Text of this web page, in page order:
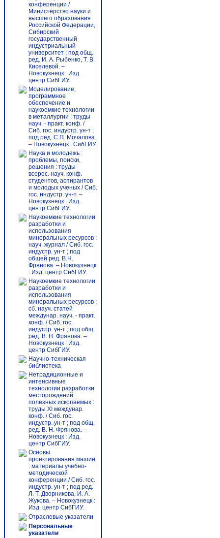
конференции /
Министерство науки и
высшего образования
Российской Федерации,
Сибирский
государственный
индустриальный
университет ; под общ.
ред. И. А. Рыбенко, Т. В.
Киселевой. –
Новокузнецк : Изд.
центр СибГИУ.
Моделирование,
программное
обеспечение и
наукоемкие технологии
в металлургии : труды
науч. - практ. конф. /
Сиб. гос. индустр. ун-т ;
под ред. С.П. Мочалова.
– Новокузнецк : СибГИУ.
Наука и молодежь :
проблемы, поиски,
решения : труды
всерос. науч. конф.
студентов, аспирантов
и молодых ученых / Сиб.
гос. индустр. ун-т. –
Новокузнецк : Изд.
центр СибГИУ.
Наукоемкие технологии
разработки и
использования
минеральных ресурсов :
науч. журнал / Сиб. гос.
индустр. ун-т ; под
общей ред. В.Н.
Фрянова. – Новокузнецк
: Изд. центр СибГИУ.
Наукоемкие технологии
разработки и
использования
минеральных ресурсов :
сб. науч. статей
междунар. науч. - практ.
конф. / Сиб. гос.
индустр. ун-т ; под общ.
ред. В. Н. Фрянова. –
Новокузнецк : Изд.
центр СибГИУ.
Научно-техническая
библиотека
Нетрадиционные и
интенсивные
технологии разработки
месторождений
полезных ископаемых :
труды ХI междунар.
конф. / Сиб. гос.
индустр. ун-т ; под общ.
ред. В. Н. Фрянова. –
Новокузнецк : Изд.
центр СибГИУ.
Основы
проектирования машин
: материалы учебно-
методической
конференции / Сиб. гос.
индустр. ун-т ; под ред.
Л. Т. Дворникова, И. А.
Жукова. – Новокузнецк :
Изд. центр СибГИУ.
Отраслевые указатели
Персональные
указатели